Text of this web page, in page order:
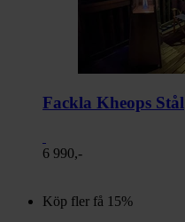
Fackla Kheops Stål
6 990,-
Köp fler få 15%